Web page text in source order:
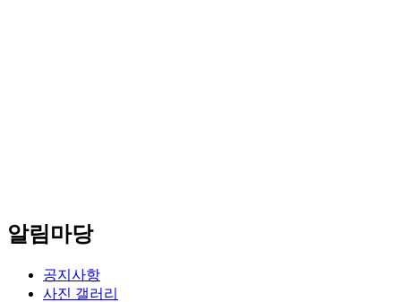
알림마당
공지사항
사진 갤러리